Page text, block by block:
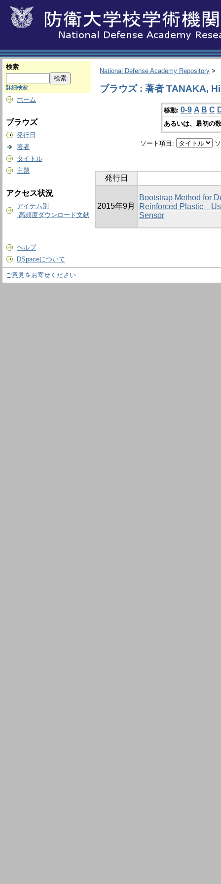
検索
詳細検索
ホーム
ブラウズ
発行日
著者
タイトル
主題
アクセス状況
アイテム別
高頻度ダウンロード文献
ヘルプ
DSpaceについて
National Defense Academy Repository >
ブラウズ : 著者 TANAKA,
移動: 0-9 A B C
あるいは、最初の
ソート項目:
発行日
2015年9月
Bootstrap Method for
Reinforced Plastic
Sensor
ご意見をお寄せください